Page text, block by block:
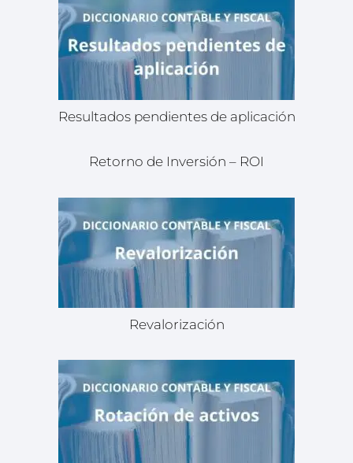
Resultados pendientes de aplicación
Retorno de Inversión – ROI
Revalorización